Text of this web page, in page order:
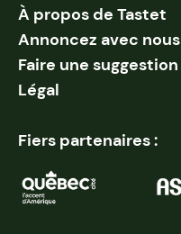
À propos de Tastet
Annoncez avec nous
Faire une suggestion
Légal
Fiers partenaires :